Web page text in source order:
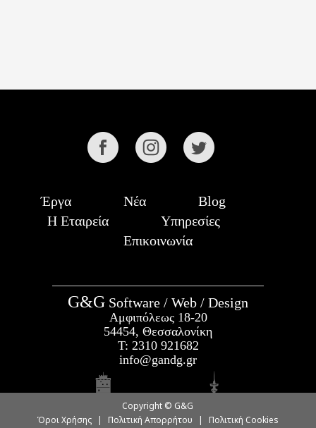
Έργα Νέα
Blog
Η Εταιρεία
Υπηρεσίες
Επικοινωνία
G&G Software / Web / Design
Αμφιπόλεως 18-20
54454, Θεσσαλονίκη
Τ: 2310 921682
info@gandg.gr
Copyright © G&G
Όροι Χρήσης
| Πολιτική Απορρήτου |
Πολιτική Cookies